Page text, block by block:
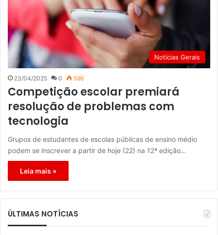
Notícias Gerais
23/04/2025 0 596
Competição escolar premiará
resolução de problemas com
tecnologia
Grupos de estudantes de escolas públicas de ensino médio
podem se inscrever a partir de hoje (22) na 12ª edição…
Leia mais »
ÚLTIMAS NOTÍCIAS